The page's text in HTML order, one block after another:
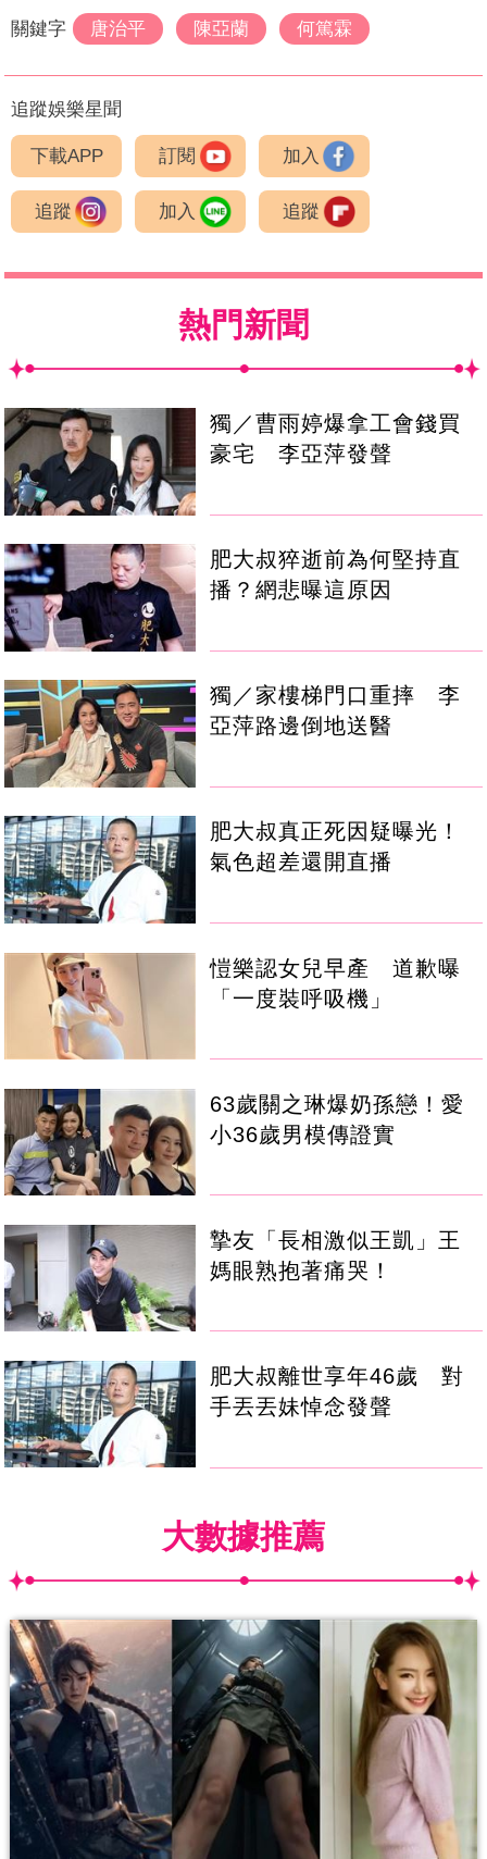
關鍵字 唐治平 陳亞蘭 何篤霖
追蹤娛樂星聞
下載APP 訂閱 加入
追蹤 加入 追蹤
熱門新聞
獨／曹雨婷爆拿工會錢買
豪宅 李亞萍發聲
肥大叔猝逝前為何堅持直
播？網悲曝這原因
獨／家樓梯門口重摔 李
亞萍路邊倒地送醫
肥大叔真正死因疑曝光！
氣色超差還開直播
愷樂認女兒早產 道歉曝
「一度裝呼吸機」
63歲關之琳爆奶孫戀！愛
小36歲男模傳證實
摯友「長相激似王凱」王
媽眼熟抱著痛哭！
肥大叔離世享年46歲 對
手丟丟妹悼念發聲
大數據推薦